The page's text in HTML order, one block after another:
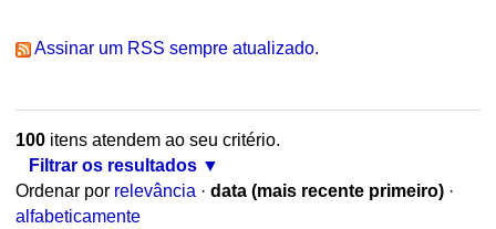
Assinar um RSS sempre atualizado.
100itens atendem ao seu critério.
Filtrar os resultados
Ordenar por relevância · data (mais recente primeiro) ·
alfabeticamente